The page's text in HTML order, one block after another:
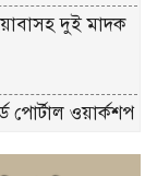
দুই মাদক
পোর্টাল ওয়ার্কশপ